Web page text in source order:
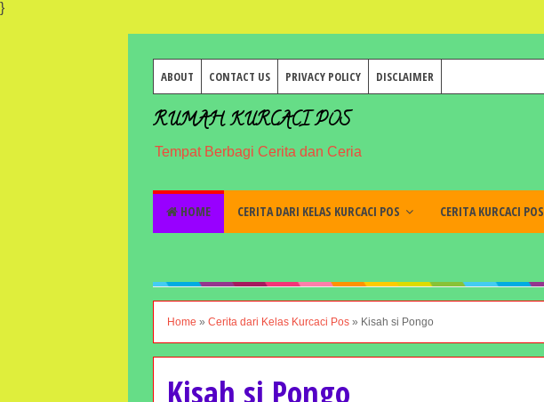
}
ABOUT CONTACT US PRIVACY POLICY DISCLAIMER
RUMAH KURCACI POS
Tempat Berbagi Cerita dan Ceria
HOME CERITA DARI KELAS KURCACI POS CERITA KURCACI POS
Home » Cerita dari Kelas Kurcaci Pos » Kisah si Pongo
Kisah si Pongo